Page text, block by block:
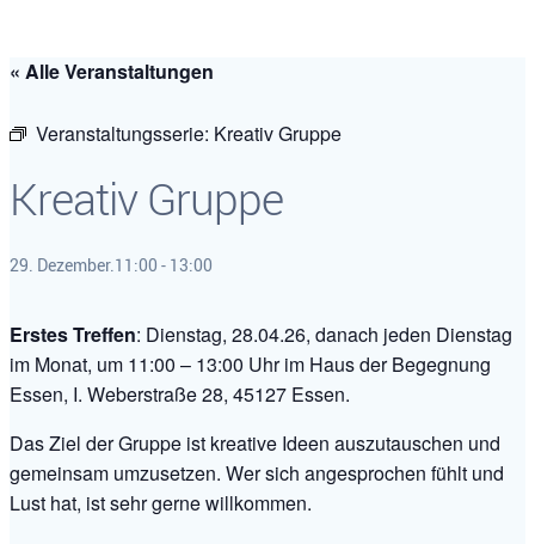
« Alle Veranstaltungen
Veranstaltungsserie: Kreativ Gruppe
Kreativ Gruppe
29. Dezember.11:00 - 13:00
Erstes Treffen: Dienstag, 28.04.26, danach jeden Dienstag
im Monat, um 11:00 – 13:00 Uhr im Haus der Begegnung
Essen, I. Weberstraße 28, 45127 Essen.
Das Ziel der Gruppe ist kreative Ideen auszutauschen und
gemeinsam umzusetzen. Wer sich angesprochen fühlt und
Lust hat, ist sehr gerne willkommen.